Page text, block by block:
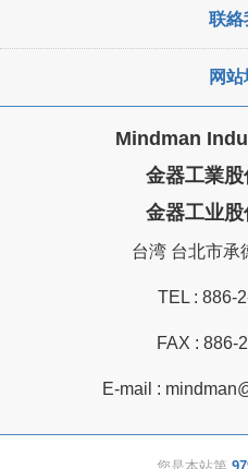
联絡
网站
Mindman
金器工業股
金器工业股
台湾 台北市承
TEL : 886-
FAX : 886-
E-mail :